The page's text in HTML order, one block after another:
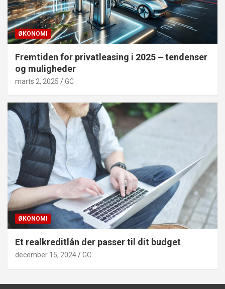
ØKONOMI
Fremtiden for privatleasing i 2025 – tendenser
og muligheder
marts 2, 2025 GC
ØKONOMI
Et realkreditlån der passer til dit budget
december 15, 2024 GC